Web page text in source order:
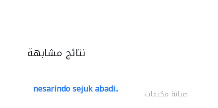
نتائج مشابهة
nesarindo sejuk abadi.. صيانة مكيفات